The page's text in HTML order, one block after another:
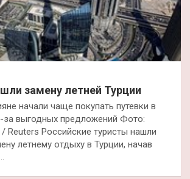
замену летней Турции
начали чаще покупать путевки в
за выгодных предложений Фото:
Reuters Российские туристы нашли
летнему отдыху в Турции, начав